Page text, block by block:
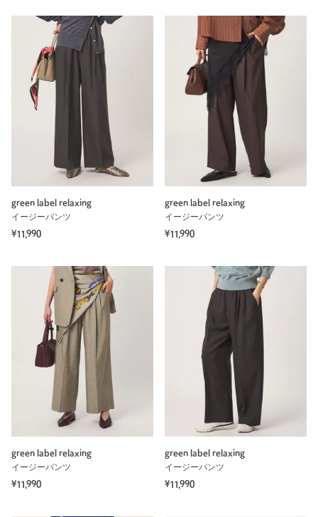
green label relaxing
イージーパンツ
¥11,990
green label relaxing
イージーパンツ
¥11,990
green label relaxing
イージーパンツ
¥11,990
green label relaxing
イージーパンツ
¥11,990